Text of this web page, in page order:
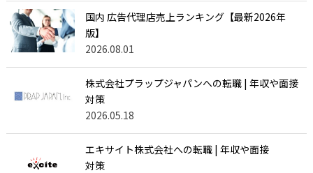
国内 広告代理店売上ランキング【最新2026年
版】
2026.08.01
株式会社プラップジャパンへの転職 | 年収や面接
対策
2026.05.18
エキサイト株式会社への転職 | 年収や面接
対策